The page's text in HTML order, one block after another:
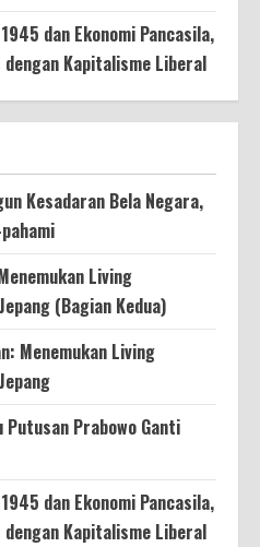
dan Ekonomi Pancasila,
dengan Kapitalisme Liberal
Kesadaran Bela Negara,
Living
(Bagian Kedua)
Menemukan Living
Prabowo Ganti
dan Ekonomi Pancasila,
dengan Kapitalisme Liberal